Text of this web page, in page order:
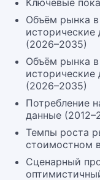
Ключевые
Объём рынка
исторические
(2026–2035)
Объём рынка
исторические
(2026–2035)
Потребление
данные
Темпы роста
стоимостном
Сценарный